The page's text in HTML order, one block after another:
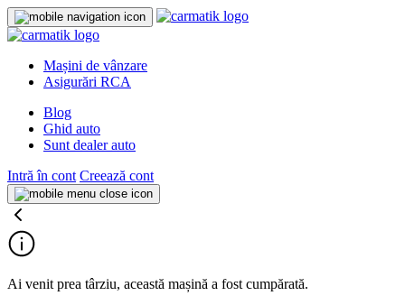
Mașini de vânzare
Asigurări RCA
Blog
Ghid auto
Sunt dealer auto
Intră în cont Creează cont
Ai venit prea târziu, această mașină a fost cumpărată.